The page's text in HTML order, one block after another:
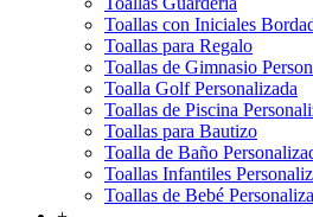
Toallas con Iniciales
Toallas para Regalo
Toallas de Gimnasio
Toalla Golf Personalizada
Toallas de Piscina
Toallas para Bautizo
Toalla de Baño
Toallas Infantiles
Toallas de Bebé